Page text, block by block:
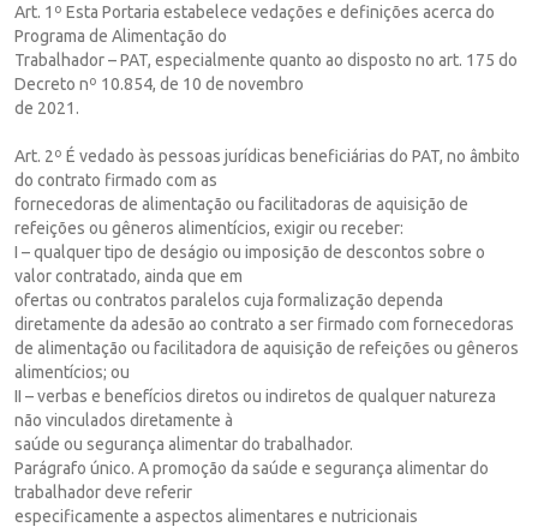
Art. 1º Esta Portaria estabelece vedações e definições acerca do
Programa de Alimentação do
Trabalhador – PAT, especialmente quanto ao disposto no art. 175 do
Decreto nº 10.854, de 10 de novembro
de 2021.
Art. 2º É vedado às pessoas jurídicas beneficiárias do PAT, no âmbito
do contrato firmado com as
fornecedoras de alimentação ou facilitadoras de aquisição de
refeições ou gêneros alimentícios, exigir ou receber:
I – qualquer tipo de deságio ou imposição de descontos sobre o
valor contratado, ainda que em
ofertas ou contratos paralelos cuja formalização dependa
diretamente da adesão ao contrato a ser firmado com fornecedoras
de alimentação ou facilitadora de aquisição de refeições ou gêneros
alimentícios; ou
II – verbas e benefícios diretos ou indiretos de qualquer natureza
não vinculados diretamente à
saúde ou segurança alimentar do trabalhador.
Parágrafo único. A promoção da saúde e segurança alimentar do
trabalhador deve referir
especificamente a aspectos alimentares e nutricionais